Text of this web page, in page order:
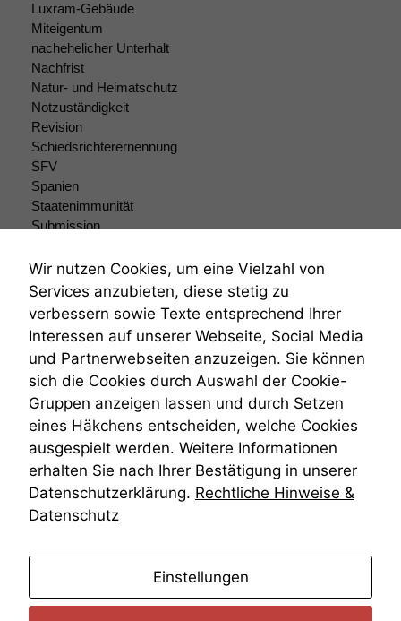
Luxram-Gebäude
Miteigentum
nachehelicher Unterhalt
Nachfrist
Natur- und Heimatschutz
Notzuständigkeit
Revision
Schiedsrichterernennung
SFV
Spanien
Staatenimmunität
Submission
Teilungsklage
Venezuela
VRK
Wiederherstellungsanordnung
Zivilprozessordnung
ZPO
Zustellfiktion
Zuständigkeit
Öffentliches Personalrecht
Öffentlichkeitsprinzip
Wir nutzen Cookies, um eine Vielzahl von
Services anzubieten, diese stetig zu
verbessern sowie Texte entsprechend Ihrer
Interessen auf unserer Webseite, Social Media
und Partnerwebseiten anzuzeigen. Sie können
sich die Cookies durch Auswahl der Cookie-
Gruppen anzeigen lassen und durch Setzen
eines Häkchens entscheiden, welche Cookies
ausgespielt werden. Weitere Informationen
erhalten Sie nach Ihrer Bestätigung in unserer
Datenschutzerklärung. Rechtliche Hinweise &
Datenschutz
Einstellungen